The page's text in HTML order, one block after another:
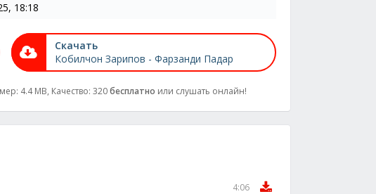
18:18
Скачать
Кобилчон Зарипов - Фарзанди Падар
4.4 MB, Качество: 320бесплатно или слушать онлайн!
4:06